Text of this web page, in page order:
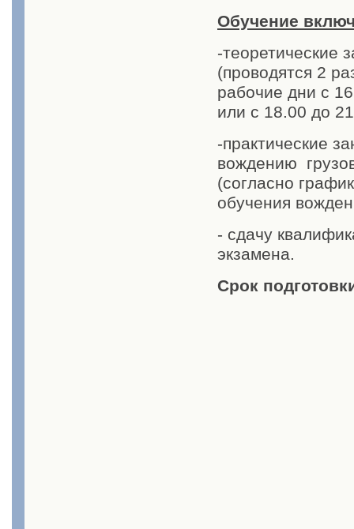
Обучение
-теоретические
(проводятся 2
рабочие дни с
или с 18.00 до
-практические
вождению
(согласно
обучения
- сдачу
экзамена.
Срок